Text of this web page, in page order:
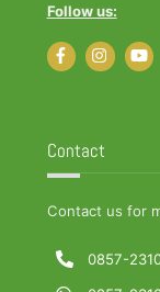
Follow us:
Contact
Contact us for
0857-